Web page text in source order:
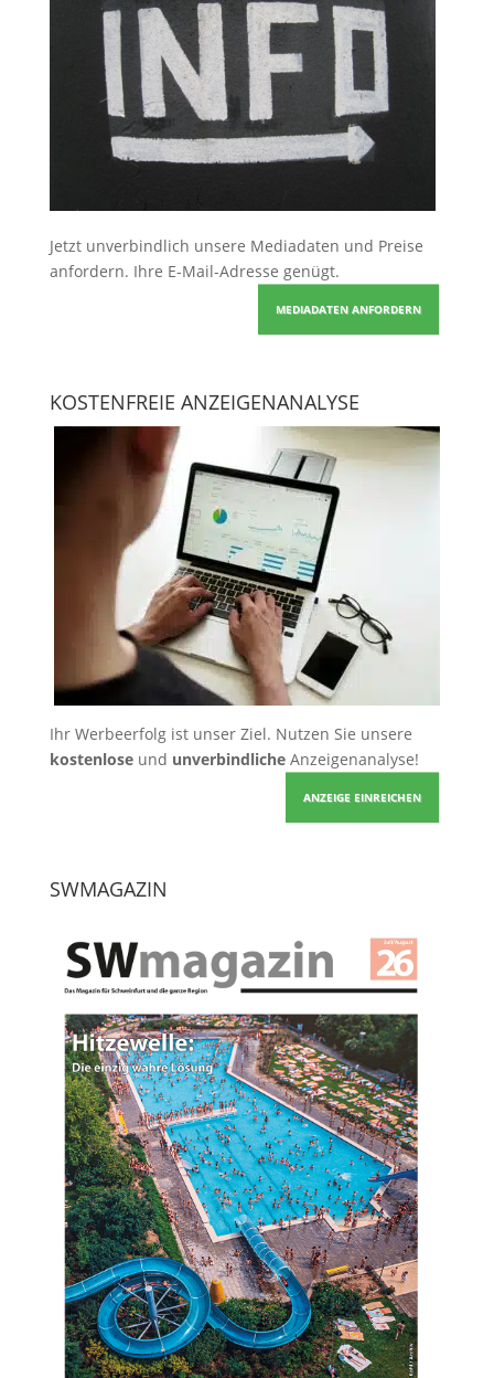
Jetzt unverbindlich unsere Mediadaten und Preise
anfordern. Ihre E-Mail-Adresse genügt.
MEDIADATEN ANFORDERN
KOSTENFREIE ANZEIGENANALYSE
Ihr Werbeerfolg ist unser Ziel. Nutzen Sie unsere
kostenloseund unverbindlicheAnzeigenanalyse!
ANZEIGE EINREICHEN
SWMAGAZIN